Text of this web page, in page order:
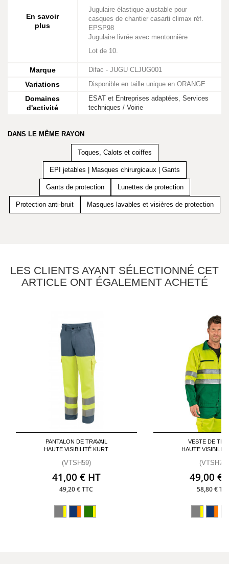
En savoir
plus
Jugulaire élastique ajustable pour
casques de chantier casarti climax réf.
EPSP98
Jugulaire livrée avec mentonnière
Lot de 10.
Marque Difac - JUGU CLJUG001
Variations Disponible en taille unique en ORANGE
Domaines
d'activité
ESAT et Entreprises adaptées, Services
techniques / Voirie
DANS LE MÊME RAYON
Toques, Calots et coiffes
EPI jetables | Masques chirurgicaux | Gants
Gants de protection Lunettes de protection
Protection anti-bruit Masques lavables et visières de protection
LES CLIENTS AYANT SÉLECTIONNÉ CET
ARTICLE ONT ÉGALEMENT ACHETÉ
PANTALON DE TRAVAIL
HAUTE VISIBILITÉ KURT
(VTSH59)
41,00 € HT
49,20 € TTC
VESTE DE
HAUTE
(VTSH72)
49,00 €
58,80 €